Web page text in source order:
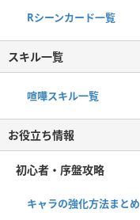
Rシーンカード一覧
スキル一覧
喧嘩スキル一覧
お役立ち情報
初心者・序盤攻略
キャラの強化方法まとめ